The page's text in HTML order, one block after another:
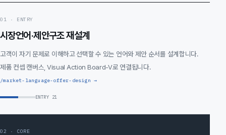
01 · ENTRY
시장언어·제안구조 재설계
고객이 자기 문제로 이해하고 선택할 수 있는 언어와 제안 순서를 설계합니다.
제품 컨셉 캔버스, Visual Action Board-V로 연결됩니다.
/market-language-offer-design →
ENTRY 21
02 · CORE